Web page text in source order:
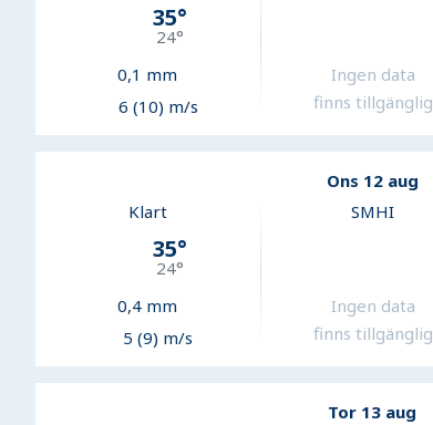
35°
24°
0,1 mm
6 (10) m/s
Ingen data
finns tillgänglig
Ons 12 aug
Klart
35°
24°
0,4 mm
5 (9) m/s
SMHI
Ingen data
finns tillgänglig
Tor 13 aug